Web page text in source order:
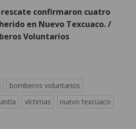
rescate confirmaron cuatro
en Nuevo Texcuaco. /
Voluntarios
bomberos voluntarios
víctimas nuevo texcuaco